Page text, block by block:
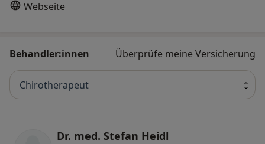
Webseite
Behandler:innen Überprüfe meine Versicherung
Chirotherapeut
Dr. med. Stefan Heidl